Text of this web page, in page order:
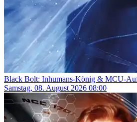
Black Bolt: Inhumans-König & MCU-
Samstag, 08. August 2026 08:00